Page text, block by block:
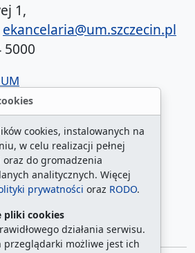
cookies, instalowanych na
w celu realizacji pełnej
do gromadzenia
analitycznych. Więcej
prywatności oraz RODO.
pliki cookies
działania serwisu.
przeglądarki możliwe jest ich
1,
ekancelaria@um.szczecin.pl
w ETR